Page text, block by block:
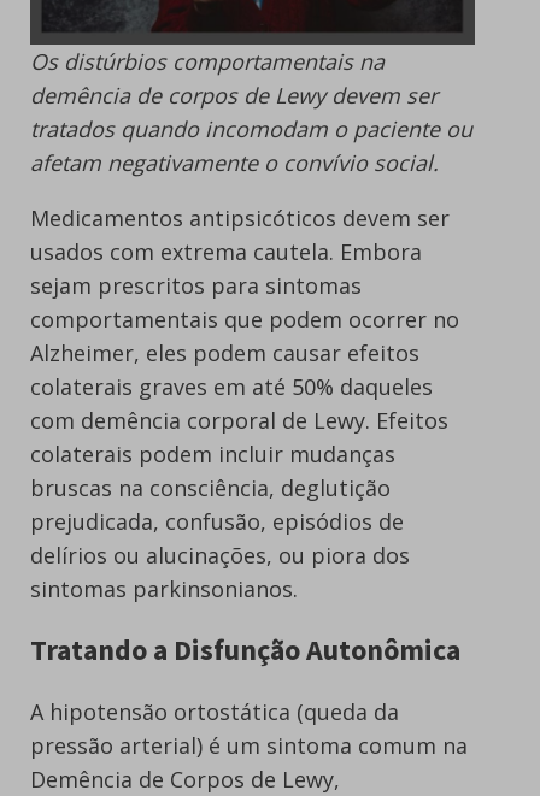
Os distúrbios comportamentais na
demência de corpos de Lewy devem ser
tratados quando incomodam o paciente ou
afetam negativamente o convívio social.
Medicamentos antipsicóticos devem ser
usados com extrema cautela. Embora
sejam prescritos para sintomas
comportamentais que podem ocorrer no
Alzheimer, eles podem causar efeitos
colaterais graves em até 50% daqueles
com demência corporal de Lewy. Efeitos
colaterais podem incluir mudanças
bruscas na consciência, deglutição
prejudicada, confusão, episódios de
delírios ou alucinações, ou piora dos
sintomas parkinsonianos.
Tratando a Disfunção Autonômica
A hipotensão ortostática (queda da
pressão arterial) é um sintoma comum na
Demência de Corpos de Lewy,